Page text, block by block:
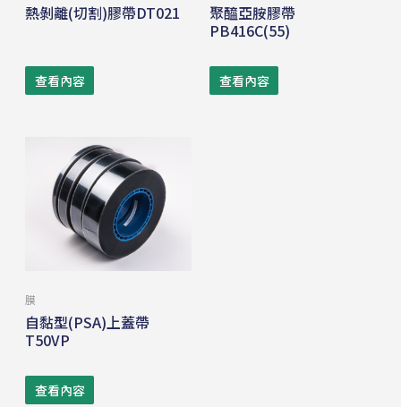
熱剝離(切割)膠帶DT021
查看內容
聚醯亞胺膠帶
PB416C(55)
查看內容
膜
自黏型(PSA)上蓋帶
T50VP
查看內容